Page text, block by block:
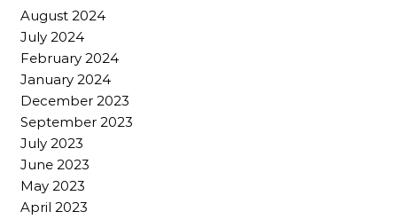
August 2024
July 2024
February 2024
January 2024
December 2023
September 2023
July 2023
June 2023
May 2023
April 2023